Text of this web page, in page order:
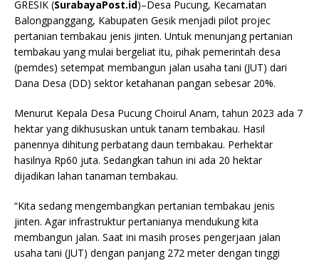
GRESIK (SurabayaPost.id)–Desa Pucung, Kecamatan
Balongpanggang, Kabupaten Gesik menjadi pilot projec
pertanian tembakau jenis jinten. Untuk menunjang pertanian
tembakau yang mulai bergeliat itu, pihak pemerintah desa
(pemdes) setempat membangun jalan usaha tani (JUT) dari
Dana Desa (DD) sektor ketahanan pangan sebesar 20%.
Menurut Kepala Desa Pucung Choirul Anam, tahun 2023 ada 7
hektar yang dikhususkan untuk tanam tembakau. Hasil
panennya dihitung perbatang daun tembakau. Perhektar
hasilnya Rp60 juta. Sedangkan tahun ini ada 20 hektar
dijadikan lahan tanaman tembakau.
“Kita sedang mengembangkan pertanian tembakau jenis
jinten. Agar infrastruktur pertanianya mendukung kita
membangun jalan. Saat ini masih proses pengerjaan jalan
usaha tani (JUT) dengan panjang 272 meter dengan tinggi